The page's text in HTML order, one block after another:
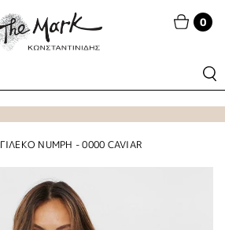
0
ΓΙΛΕΚΟ NUMPH - 0000 CAVIAR